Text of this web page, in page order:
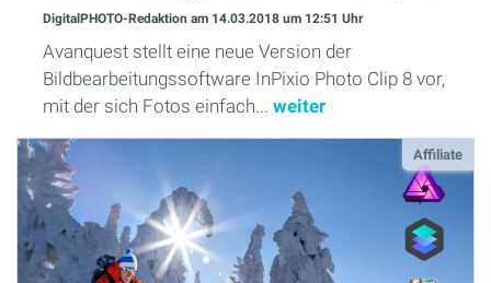
DigitalPHOTO-Redaktion am 14.03.2018 um 12:51 Uhr
Avanquest stellt eine neue Version der
Bildbearbeitungssoftware InPixio Photo Clip 8 vor,
mit der sich Fotos einfach... weiter
Affiliate